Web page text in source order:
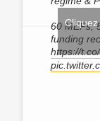
60 MEPs,
funding
https://